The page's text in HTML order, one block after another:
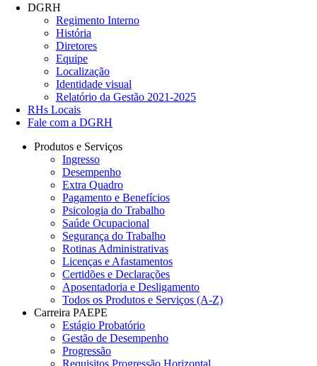
DGRH
Regimento Interno
História
Diretores
Equipe
Localização
Identidade visual
Relatório da Gestão 2021-2025
RHs Locais
Fale com a DGRH
Produtos e Serviços
Ingresso
Desempenho
Extra Quadro
Pagamento e Benefícios
Psicologia do Trabalho
Saúde Ocupacional
Segurança do Trabalho
Rotinas Administrativas
Licenças e Afastamentos
Certidões e Declarações
Aposentadoria e Desligamento
Todos os Produtos e Serviços (A-Z)
Carreira PAEPE
Estágio Probatório
Gestão de Desempenho
Progressão
Requisitos Progressão Horizontal